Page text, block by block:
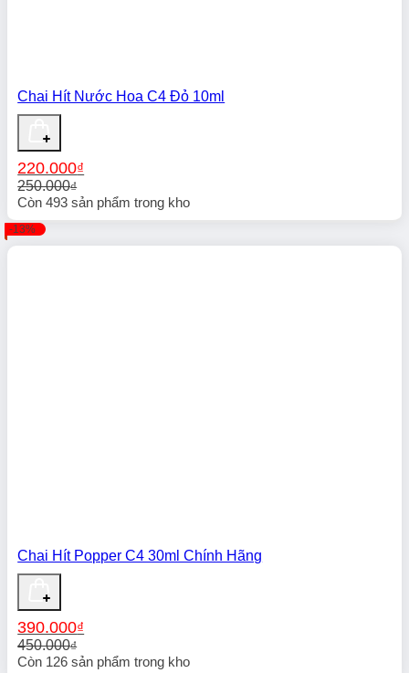
Chai Hít Nước Hoa C4 Đỏ 10ml
250.000₫
Giá
là:
250.000₫.
220.000₫
Giá
tại
là:
Còn493 sản phẩm trong kho
-13%
Chai Hít Popper C4 30ml Chính Hãng
450.000₫
Giá
390.000₫
Giá
Còn 126 sản phẩm trong kho